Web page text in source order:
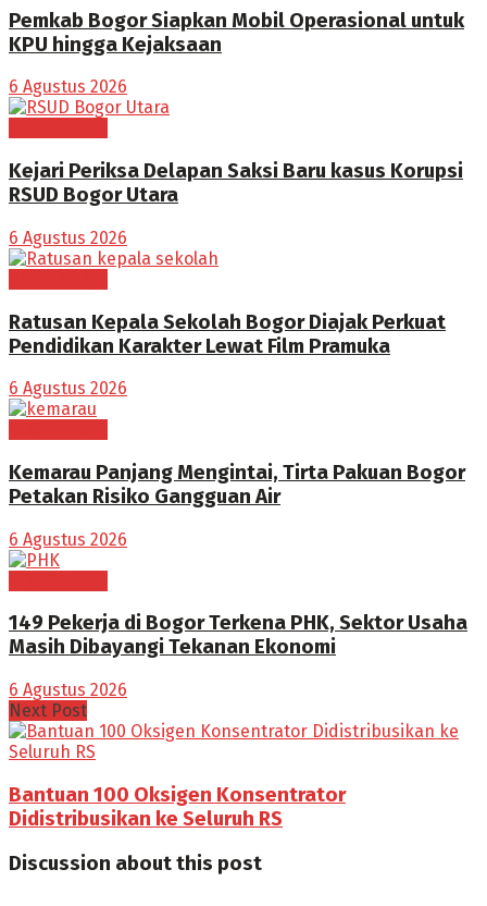
Pemkab Bogor Siapkan Mobil Operasional untuk
KPU hingga Kejaksaan
6 Agustus 2026
Kejari Periksa Delapan Saksi Baru kasus Korupsi
RSUD Bogor Utara
6 Agustus 2026
Ratusan Kepala Sekolah Bogor Diajak Perkuat
Pendidikan Karakter Lewat Film Pramuka
6 Agustus 2026
Kemarau Panjang Mengintai, Tirta Pakuan Bogor
Petakan Risiko Gangguan Air
6 Agustus 2026
149 Pekerja di Bogor Terkena PHK, Sektor Usaha
Masih Dibayangi Tekanan Ekonomi
6 Agustus 2026
Next Post
Bantuan 100 Oksigen Konsentrator
Didistribusikan ke Seluruh RS
Discussion about this post